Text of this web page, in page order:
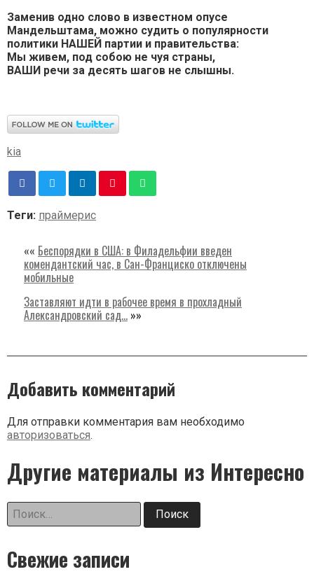
Заменив одно слово в известном опусе
Мандельштама, можно судить о популярности
политики НАШЕЙ партии и правительства:
Мы живем, под собою не чуя страны,
ВАШИ речи за десять шагов не слышны.
kia
Теги: праймерис
«« Беспорядки в США: в Филадельфии введен
комендантский час, в Сан-Франциско отключены
мобильные
Заставляют идти в рабочее время в прохладный
Александровский сад… »»
Добавить комментарий
Для отправки комментария вам необходимо
авторизоваться.
Другие материалы из Интересно
Дополнительная
заметка
Найти:
Свежие записи